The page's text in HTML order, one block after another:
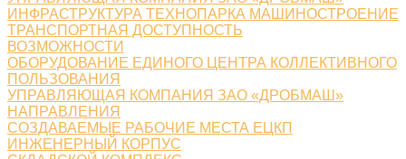
ИНФРАСТРУКТУРА ТЕХНОПАРКА МАШИНОСТРОЕНИЕ
ТРАНСПОРТНАЯ ДОСТУПНОСТЬ
ВОЗМОЖНОСТИ
ОБОРУДОВАНИЕ ЕДИНОГО ЦЕНТРА КОЛЛЕКТИВНОГО
ПОЛЬЗОВАНИЯ
УПРАВЛЯЮЩАЯ КОМПАНИЯ ЗАО «ДРОБМАШ»
НАПРАВЛЕНИЯ
СОЗДАВАЕМЫЕ РАБОЧИЕ МЕСТА ЕЦКП
ИНЖЕНЕРНЫЙ КОРПУС